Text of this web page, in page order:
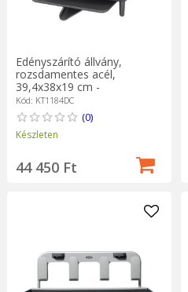
Edényszárító állvány,
rozsdamentes acél,
39,4x38x19 cm -
simplehuman
Kód: KT1184DC
(0)
Készleten
44 450 Ft